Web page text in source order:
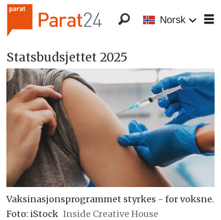
Norsk
Statsbudsjettet 2025
Vaksinasjonsprogrammet styrkes - for voksne.
Foto: iStock Inside Creative House